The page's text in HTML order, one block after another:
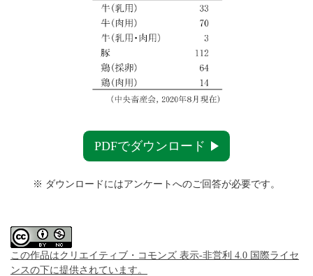
PDFでダウンロード
※ ダウンロードにはアンケートへのご回答が必要です。
この作品はクリエイティブ・コモンズ 表示-非営利 4.0 国際ライセ
ンスの下に提供されています。